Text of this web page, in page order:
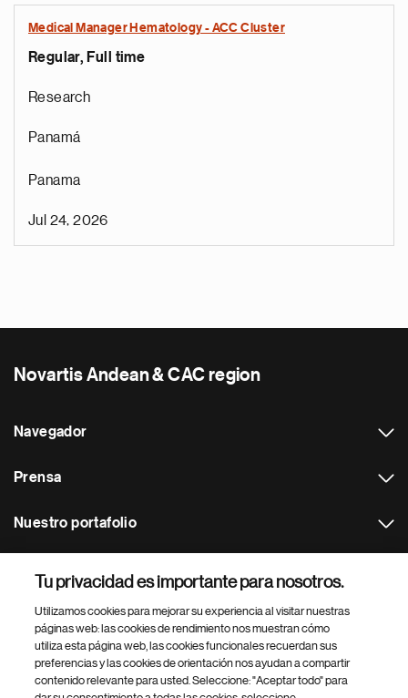
Medical Manager Hematology - ACC Cluster
Regular, Full time
Research
Panamá
Panama
Jul 24, 2026
Novartis Andean & CAC region
Navegador
Prensa
Nuestro portafolio
Footer Site Search
Tu privacidad es importante para nosotros.
Utilizamos cookies para mejorar su experiencia al visitar nuestras
páginas web: las cookies de rendimiento nos muestran cómo
utiliza esta página web, las cookies funcionales recuerdan sus
preferencias y las cookies de orientación nos ayudan a compartir
contenido relevante para usted. Seleccione: "Aceptar todo" para